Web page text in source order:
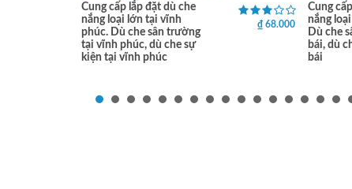
Cung cấp lắp đặt dù che
nắng loại lớn tại vĩnh
phúc. Dù che sân trường
tại vĩnh phúc, dù che sự
kiện tại vĩnh phúc
₫ 68.000
Cung
nắng
Dù che
bái, dù
bái